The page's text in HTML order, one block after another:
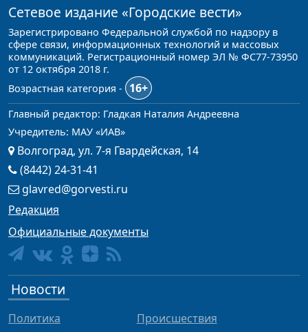
Сетевое издание «Городские вести»
Зарегистрировано Федеральной службой по надзору в
сфере связи, информационных технологий и массовых
коммуникаций. Регистрационный номер ЭЛ № ФС77-73950
от 12 октября 2018 г.
Возрастная категория -
16+
Главный редактор: Гладкая Наталия Андреевна
Учредитель: МАУ «ИАВ»
Волгоград, ул. 7-я Гвардейская, 14
(8442) 24-31-41
glavred@gorvesti.ru
Редакция
Официальные документы
Новости
Политика
Происшествия